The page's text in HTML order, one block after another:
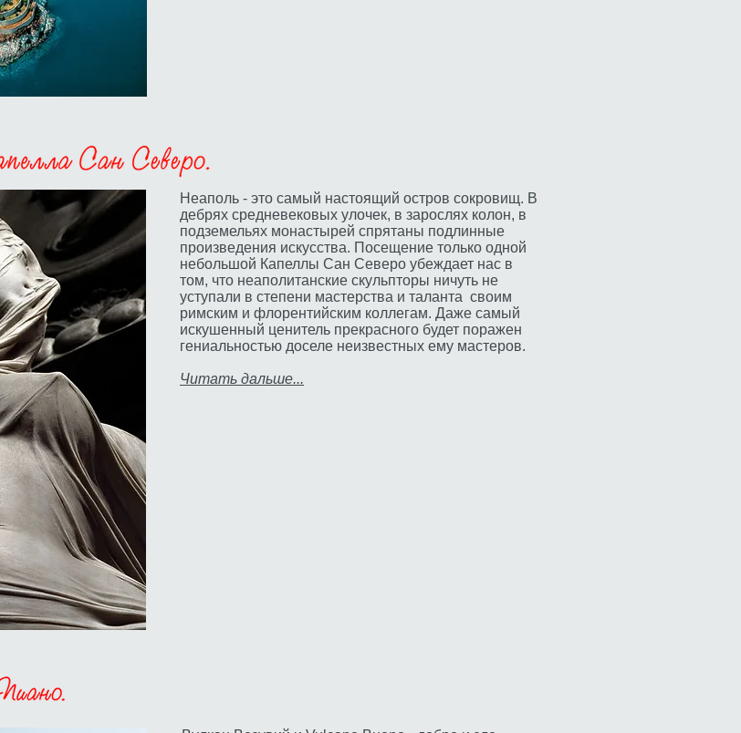
Неаполь - это самый настоящий остров сокровищ. В
дебрях средневековых улочек, в зарослях колон, в
подземельях монастырей спрятаны подлинные
произведения искусства. Посещение только одной
небольшой Капеллы Сан Северо убеждает нас в
том, что неаполитанские скульпторы ничуть не
уступали в степени мастерства и таланта своим
римским и флорентийским коллегам. Даже самый
искушенный ценитель прекрасного будет поражен
гениальностью доселе неизвестных ему мастеров.
Читать дальше...